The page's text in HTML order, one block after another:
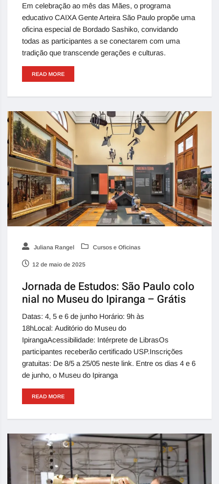
Em celebração ao mês das Mães, o programa
educativo CAIXA Gente Arteira São Paulo propõe uma
oficina especial de Bordado Sashiko, convidando
todas as participantes a se conectarem com uma
tradição que transcende gerações e culturas.
READ MORE
Juliana Rangel Cursos e Oficinas
12 de maio de 2025
Jornada de Estudos: São Paulo colo
nial no Museu do Ipiranga – Grátis
Datas: 4, 5 e 6 de junho Horário: 9h às
18hLocal: Auditório do Museu do
IpirangaAcessibilidade: Intérprete de LibrasOs
participantes receberão certificado USP.Inscrições
gratuitas: De 8/5 a 25/05 neste link. Entre os dias 4 e 6
de junho, o Museu do Ipiranga
READ MORE